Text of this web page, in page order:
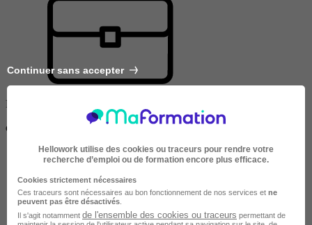
Formateurs pro.
diplômés
Continuer sans accepter
Hellowork utilise des cookies ou traceurs pour rendre votre
recherche d’emploi ou de formation encore plus efficace.
Cookies strictement nécessaires
Ces traceurs sont nécessaires au bon fonctionnement de nos services et ne
peuvent pas être désactivés
Il s'agit notamment de l'ensemble des cookies ou traceurs permettant de